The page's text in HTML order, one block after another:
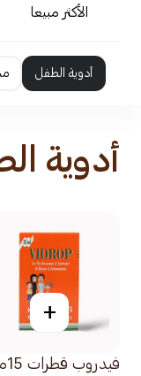
الأكثر مبيعا
أدوية الطفل
أدوية
+
فيدروب قطرات 15مل